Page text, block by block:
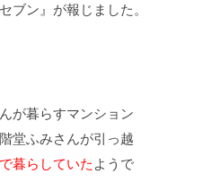
ブン』が報じました。
が暮らすマンション
堂ふみさんが引っ越
暮らしていた ようで